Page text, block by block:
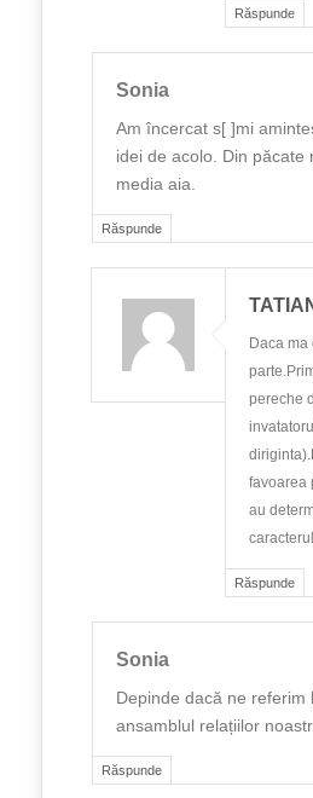
Răspunde
Răspunde
Sonia
Am încercat s[ ]mi
idei de acolo. Din păcate
media aia.
Răspunde
Daca
pereche
favoarea
au
Răspunde
Sonia
Depinde dacă ne
ansamblul relațiilor